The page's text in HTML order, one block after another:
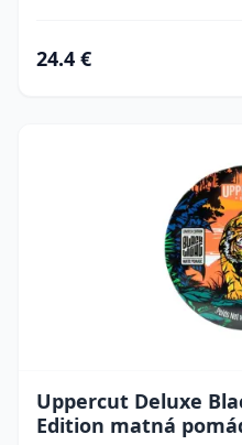
24.4 €
Uppercut Deluxe
Edition matná